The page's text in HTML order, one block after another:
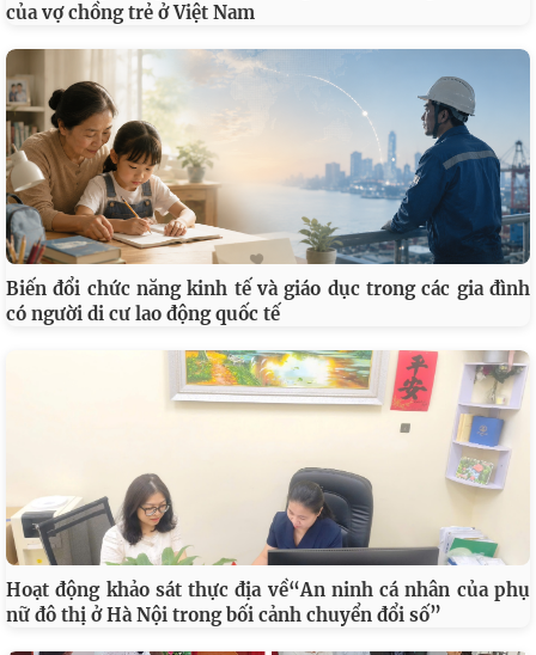
của vợ chồng trẻ ở Việt Nam
Biến đổi chức năng kinh tế và giáo dục trong các gia đình
có người di cư lao động quốc tế
Hoạt động khảo sát thực địa về“An ninh cá nhân của phụ
nữ đô thị ở Hà Nội trong bối cảnh chuyển đổi số”